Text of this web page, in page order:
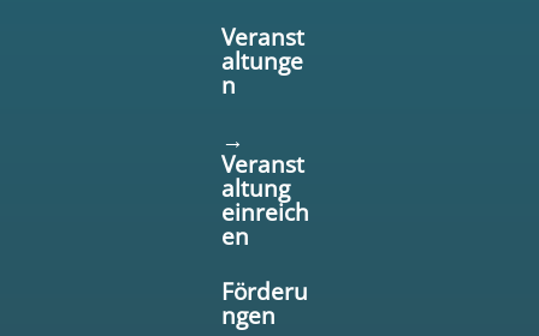
Veranst
altunge
n
→
Veranst
altung
einreich
en
Förderu
ngen